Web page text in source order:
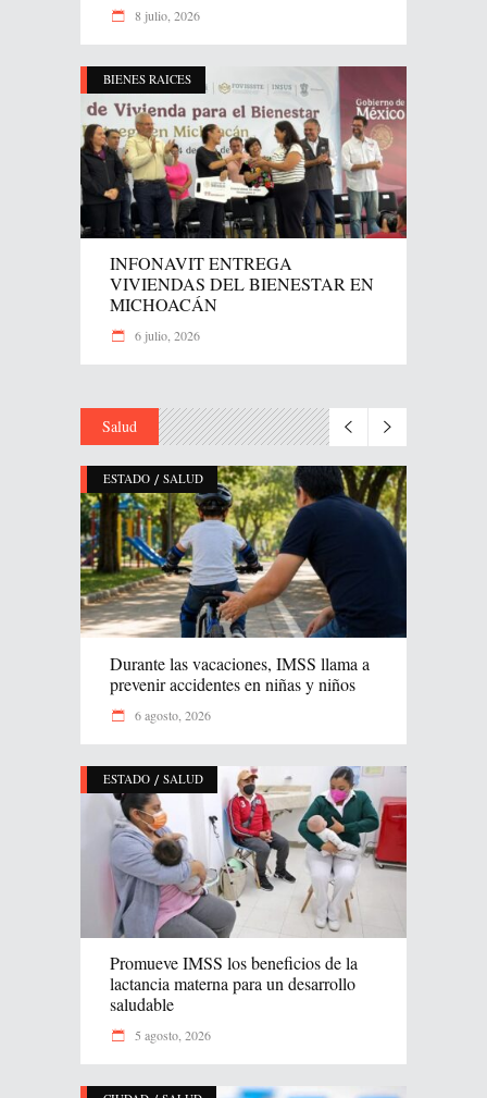
8 julio, 2026
BIENES RAICES
INFONAVIT ENTREGA
VIVIENDAS DEL BIENESTAR EN
MICHOACÁN
6 julio, 2026
Salud
ESTADO / SALUD
Durante las vacaciones, IMSS llama a
prevenir accidentes en niñas y niños
6 agosto, 2026
ESTADO / SALUD
Promueve IMSS los beneficios de la
lactancia materna para un desarrollo
saludable
5 agosto, 2026